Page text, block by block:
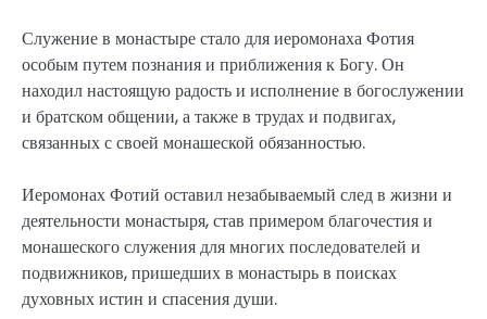
Служение в монастыре стало для иеромонаха Фотия
особым путем познания и приближения к Богу. Он
находил настоящую радость и исполнение в богослужении
и братском общении, а также в трудах и подвигах,
связанных с своей монашеской обязанностью.
Иеромонах Фотий оставил незабываемый след в жизни и
деятельности монастыря, став примером благочестия и
монашеского служения для многих последователей и
подвижников, пришедших в монастырь в поисках
духовных истин и спасения души.